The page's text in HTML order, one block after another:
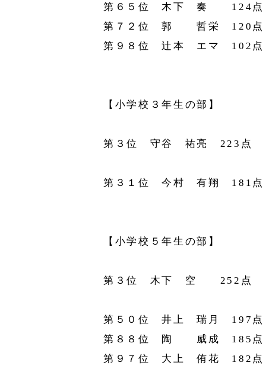
第６５位 木下 奏 124点
第７２位 郭 哲栄 120点
第９８位 辻󠄀本 エマ 102点
【小学校３年生の部】
第３位 守谷 祐亮 223点
第３１位 今村 有翔 181点
【小学校５年生の部】
第３位 木下 空 252点
第５０位 井上 瑞月 197点
第８８位 陶 威成 185点
第９７位 大上 侑花 182点